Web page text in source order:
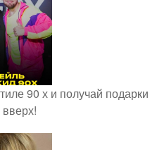
90 х и получай подарки
вверх!